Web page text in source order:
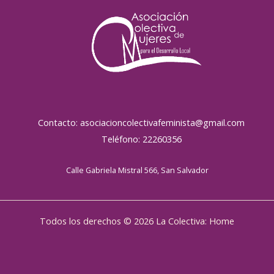
Contacto: asociacioncolectivafeminista@gmail.com
Teléfono: 22260356
Calle Gabriela Mistral 566, San Salvador
Todos los derechos © 2026 La Colectiva: Home